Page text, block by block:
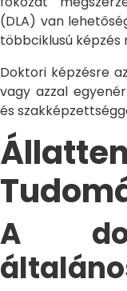
(DLA) van
többciklusú képzés
Doktori képzésre
vagy azzal
és
A